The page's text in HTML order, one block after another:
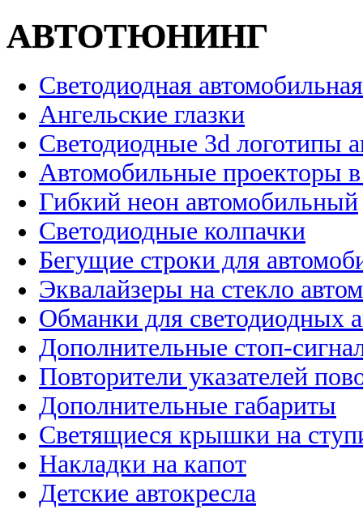
АВТОТЮНИНГ
Светодиодная
Ангельские глазки
Светодиодные 3d логотипы
Автомобильные проекторы
Гибкий неон автомобильный
Светодиодные колпачки
Бегущие строки для
Эквалайзеры на стекло
Обманки для светодиодных
Дополнительные стоп-
Повторители указателей
Дополнительные габариты
Светящиеся крышки на
Накладки на капот
Детские автокресла